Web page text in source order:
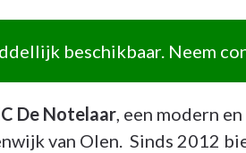
beschikbaar. Neem
De Notelaar, een modern
van Olen. Sinds 2012